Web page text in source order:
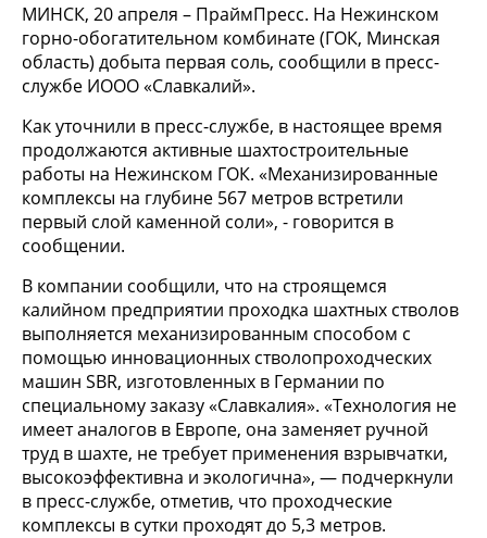
МИНСК, 20 апреля – ПраймПресс. На Нежинском
горно-обогатительном комбинате (ГОК, Минская
область) добыта первая соль, сообщили в пресс-
службе ИООО «Славкалий».
Как уточнили в пресс-службе, в настоящее время
продолжаются активные шахтостроительные
работы на Нежинском ГОК. «Механизированные
комплексы на глубине 567 метров встретили
первый слой каменной соли», - говорится в
сообщении.
В компании сообщили, что на строящемся
калийном предприятии проходка шахтных стволов
выполняется механизированным способом с
помощью инновационных стволопроходческих
машин SBR, изготовленных в Германии по
специальному заказу «Славкалия». «Технология не
имеет аналогов в Европе, она заменяет ручной
труд в шахте, не требует применения взрывчатки,
высокоэффективна и экологична», — подчеркнули
в пресс-службе, отметив, что проходческие
комплексы в сутки проходят до 5,3 метров.